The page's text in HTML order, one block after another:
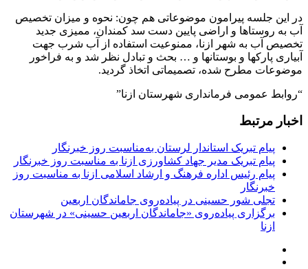
در این جلسه پیرامون موضوعاتی هم چون: نحوه و میزان تخصیص
آب به روستاها و اراضی پایین دست سد کمندان، ممیزی جدید
تخصیص آب به شهر ازنا، ممنوعیت استفاده از آب شرب جهت
آبیاری پارکها و بوستانها و … بحث و تبادل نظر شد و به فراخور
موضوعات مطرح شده، تصمیماتی اتخاذ گردید.
“روابط عمومی فرمانداری شهرستان ازنا”
اخبار مرتبط
پیام تبریک استاندار لرستان به‌مناسبت روز خبرنگار
پیام تبریک مدیر جهاد کشاورزی ازنا به مناسبت روز خبرنگار
پیام رئیس اداره فرهنگ و ارشاد اسلامی ازنا به مناسبت روز
خبرنگار
تجلی شور حسینی در پیاده‌روی جاماندگان اربعین
برگزاری پیاده‌روی «جاماندگان اربعین حسینی» در شهرستان
ازنا